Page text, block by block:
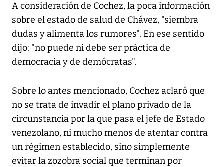
A consideración de Cochez, la poca información
sobre el estado de salud de Chávez, "siembra
dudas y alimenta los rumores". En ese sentido
dijo: "no puede ni debe ser práctica de
democracia y de demócratas".
Sobre lo antes mencionado, Cochez aclaró que
no se trata de invadir el plano privado de la
circunstancia por la que pasa el jefe de Estado
venezolano, ni mucho menos de atentar contra
un régimen establecido, sino simplemente
evitar la zozobra social que terminan por